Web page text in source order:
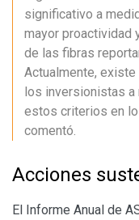
significativo a
mayor proactividad
de las fibras
Actualmente, existe
los inversionistas a
estos criterios en
comentó.
Acciones
El Informe Anual de